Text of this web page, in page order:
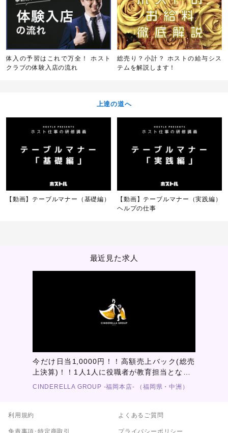
体入の予習はこれで万全！ ホスト
クラブの体験入店の流れ
総売り？小計？ ホストの給与シス
テムを解説します！
上達の道へ
【動画】テーブルマナー（基礎編）
【動画】テーブルマナー（実践編）
ヘルプの仕事
最近見た求人
今だけ日当1,0000円！！高額売上バック(総売
上決算)！！1人1人に役職者が教育担当となり0
～10までしっかりと教育！新たなスターplayer
CINDERELLA GROUP -福岡本店- （福岡県・中洲）
利用規約 よくあるご質問
免責事項･特定商取引 プライバシーポリシー